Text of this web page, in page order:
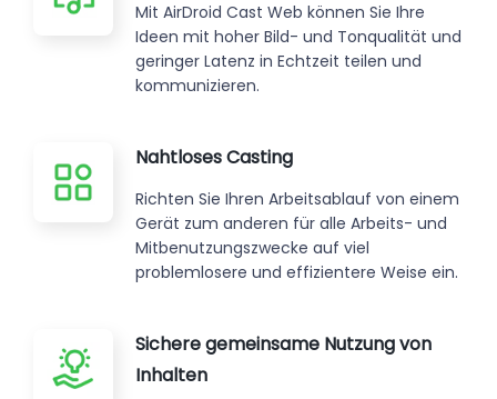
Mit AirDroid Cast Web können Sie Ihre
Ideen mit hoher Bild- und Tonqualität und
geringer Latenz in Echtzeit teilen und
kommunizieren.
Nahtloses Casting
Richten Sie Ihren Arbeitsablauf von einem
Gerät zum anderen für alle Arbeits- und
Mitbenutzungszwecke auf viel
problemlosere und effizientere Weise ein.
Sichere gemeinsame Nutzung von
Inhalten